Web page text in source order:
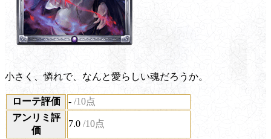
小さく、憐れで、なんと愛らしい魂だろうか。
ローテ評価 - /10点
アンリミ評
価
7.0 /10点